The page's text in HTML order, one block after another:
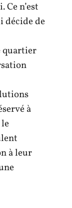
n’est
décide de
quartier
à
à leur